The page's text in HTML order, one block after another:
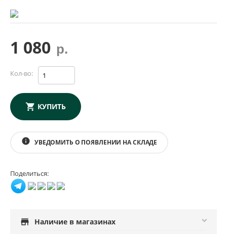
1 080 р.
Кол-во:
КУПИТЬ
info УВЕДОМИТЬ О ПОЯВЛЕНИИ НА СКЛАДЕ
Поделиться:
store Наличие в магазинах